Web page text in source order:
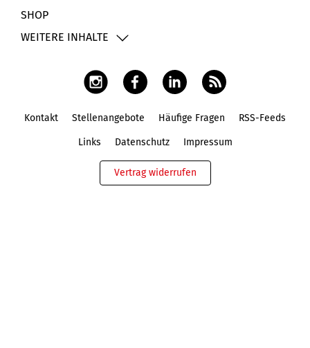
SHOP
WEITERE INHALTE
Kontakt Stellenangebote Häufige Fragen RSS-Feeds
Links Datenschutz Impressum
Vertrag widerrufen